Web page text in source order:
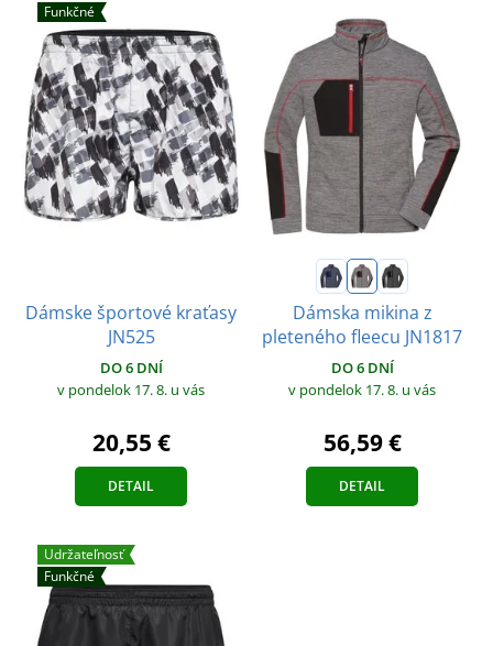
Funkčné
Dámske športové kraťasy
JN525
DO 6 DNÍ
v pondelok 17. 8. u vás
20,55 €
DETAIL
Dámska mikina z
pleteného fleecu JN1817
DO 6 DNÍ
v pondelok 17. 8. u vás
56,59 €
DETAIL
Udržateľnosť
Funkčné